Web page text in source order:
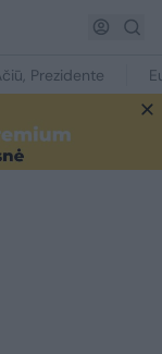
Prezidente